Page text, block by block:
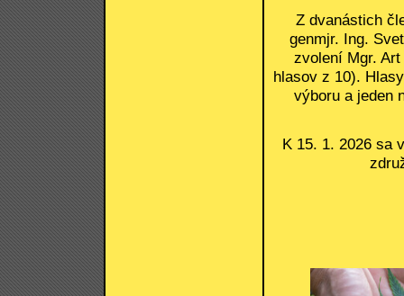
Z dvanástich
genmjr. Ing.
zvolení Mgr.
hlasov z 10).
výboru a jeden
K 15. 1. 2026 sa